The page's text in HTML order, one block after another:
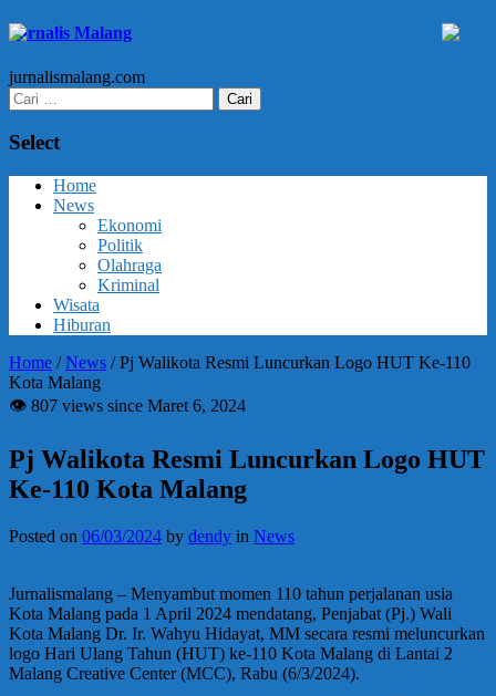
Jurnalis Malang
jurnalismalang.com
Cari
untuk:
Select
Home
News
Ekonomi
Politik
Olahraga
Kriminal
Wisata
Hiburan
Home /News /Pj Walikota Resmi Luncurkan Logo HUT Ke-110
Kota Malang
👁 807 views since Maret 6, 2024
Pj Walikota Resmi Luncurkan Logo HUT
Ke-110 Kota Malang
Posted on 06/03/2024 by dendy in News
Jurnalismalang – Menyambut momen 110 tahun perjalanan usia
Kota Malang pada 1 April 2024 mendatang, Penjabat (Pj.) Wali
Kota Malang Dr. Ir. Wahyu Hidayat, MM secara resmi meluncurkan
logo Hari Ulang Tahun (HUT) ke-110 Kota Malang di Lantai 2
Malang Creative Center (MCC), Rabu (6/3/2024).